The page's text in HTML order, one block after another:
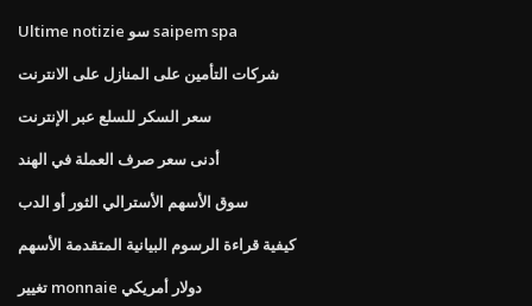
Ultime notizie سو saipem spa
شركات التأمين على المنازل على الانترنت
سعر السكر للسلع عبر الإنترنت
أدنى سعر صرف العملة في الهند
سوق الأسهم الأسترالي الثور أو الدب
كيفية قراءة الرسوم البيانية المتقدمة الأسهم
تغيير monnaie دولار أمريكي